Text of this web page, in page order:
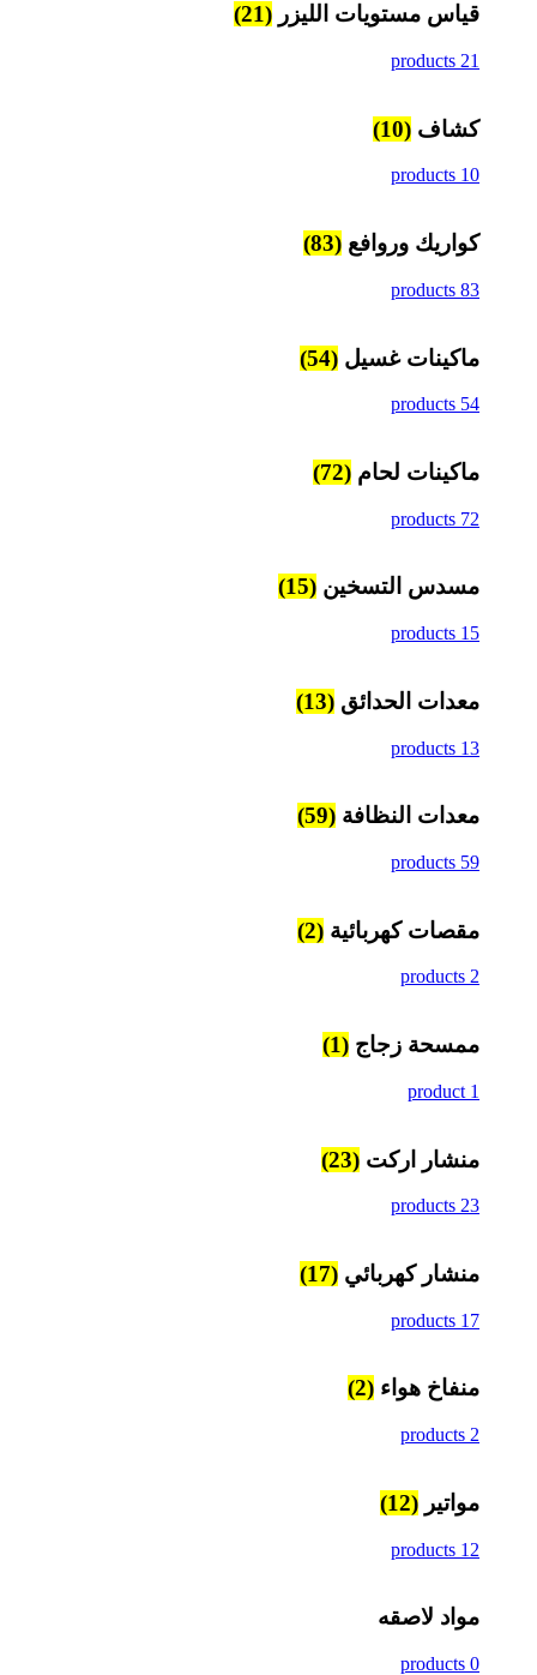
قياس مستويات الليزر (21)
21 products
كشاف (10)
10 products
كواريك وروافع (83)
83 products
ماكينات غسيل (54)
54 products
ماكينات لحام (72)
72 products
مسدس التسخين (15)
15 products
معدات الحدائق (13)
13 products
معدات النظافة (59)
59 products
مقصات كهربائية (2)
2 products
ممسحة زجاج (1)
1 product
منشار اركت (23)
23 products
منشار كهربائي (17)
17 products
منفاخ هواء (2)
2 products
مواتير (12)
12 products
مواد لاصقه
0 products